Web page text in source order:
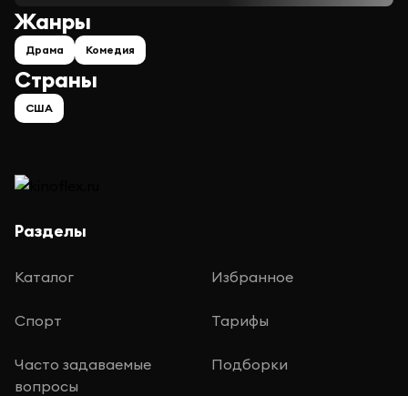
Страны
США
Жанры
Драма Комедия
Разделы
Каталог Избранное
Спорт Тарифы
Часто задаваемые
вопросы
Подборки